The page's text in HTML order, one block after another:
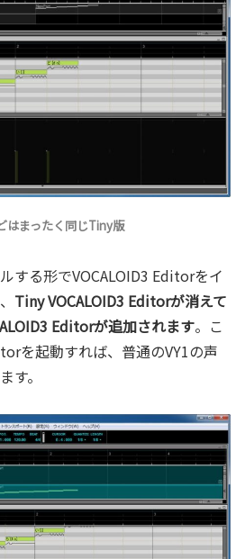
はまったく同じTiny版
する形でVOCALOID3 Editorをイ
Tiny VOCALOID3 Editorが消えて
Editorが追加されます。こ
を起動すれば、普通のVY1の声
す。